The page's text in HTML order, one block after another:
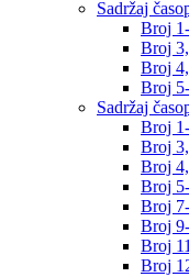
Sadržaj
Broj
Broj
Broj
Broj
Sadržaj
Broj
Broj
Broj
Broj
Broj
Broj
Broj
Broj